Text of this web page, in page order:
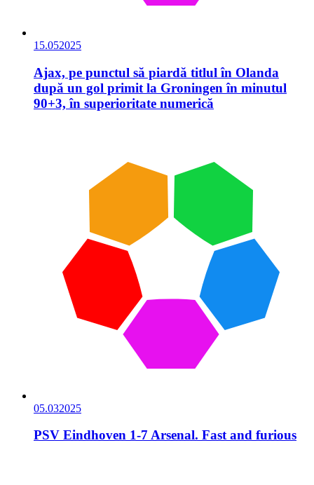
15.052025
Ajax, pe punctul să piardă titlul în Olanda
după un gol primit la Groningen în minutul
90+3, în superioritate numerică
05.032025
PSV Eindhoven 1-7 Arsenal. Fast and furious